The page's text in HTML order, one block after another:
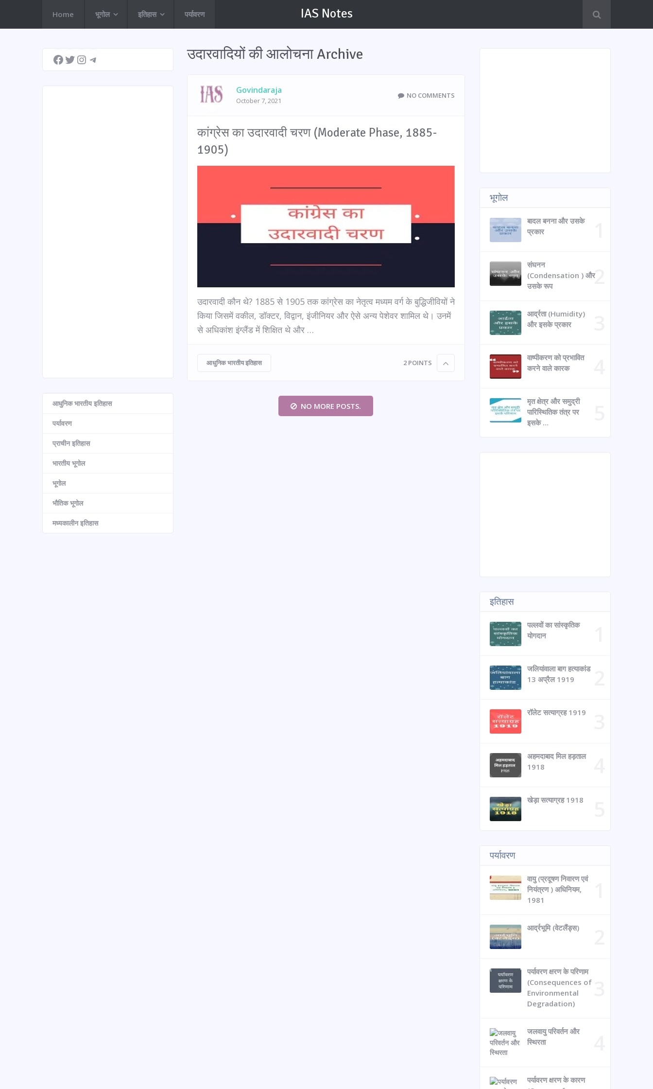
Home भूगोल इतिहास पर्यावरण IAS Notes
उदारवादियों की आलोचना Archive
Govindaraja
October 7, 2021
NO COMMENTS
कांग्रेस का उदारवादी चरण (Moderate Phase, 1885-
1905)
उदारवादी कौन थे? 1885 से 1905 तक कांग्रेस का नेतृत्व मध्यम वर्ग के बुद्धिजीवियों ने
किया जिसमें वकील, डॉक्टर, विद्वान, इंजीनियर और ऐसे अन्य पेशेवर शामिल थे। उनमें
से अधिकांश इंग्लैंड में शिक्षित थे और …
आधुनिक भारतीय इतिहास 2 POINTS
NO MORE POSTS.
Facebook
TwitterInstagram
आधुनिक भारतीय इतिहास
पर्यावरण
प्राचीन इतिहास
भारतीय भूगोल
भूगोल
भौतिक भूगोल
मध्यकालीन इतिहास
भूगोल
बादल बनना और उसके
प्रकार
संघनन
(Condensation ) और
उसके रूप
आर्द्रता (Humidity)
और इसके प्रकार
वाष्पीकरण को प्रभावित
करने वाले कारक
मृत क्षेत्र और समुद्री
पारिस्थितिक तंत्र पर
इसके …
इतिहास
पल्लवों का सांस्कृतिक
योगदान
जलियांवाला बाग हत्याकांड
13 अप्रैल 1919
रॉलेट सत्याग्रह 1919
अहमदाबाद मिल हड़ताल
1918
खेड़ा सत्याग्रह 1918
पर्यावरण
वायु (प्रदूषण निवारण एवं
नियंत्रण ) अधिनियम,
1981
आर्द्रभूमि (वेटलैंड्स)
पर्यावरण क्षरण के परिणाम
(Consequences of
Environmental
Degradation)
जलवायु परिवर्तन और
स्थिरता
पर्यावरण क्षरण के कारण